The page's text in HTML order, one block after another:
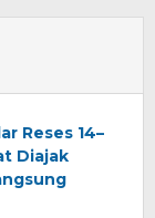
Reses 14–
Diajak